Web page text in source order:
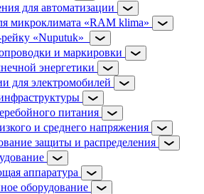
для автоматизации
микроклимата «RAM klima»
«Nuputuk»
и маркировки
энергетики
для электромобилей
питания
и среднего напряжения
защиты и распределения
аппаратура
оборудование